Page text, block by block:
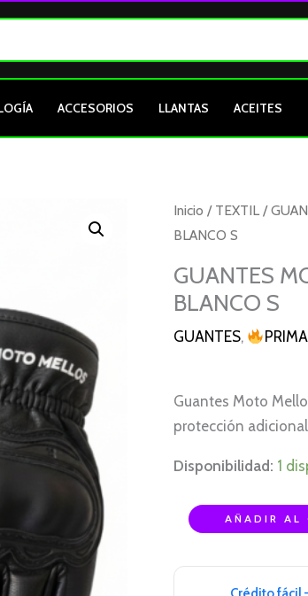
ACCESORIOS LLANTAS ACEITES
Inicio / TEXTIL /
BLANCO S
GUANTES
BLANCO S
GUANTES,
Guantes Moto
protección
Disponibilidad: 1
GUANTES
MOTO
MEDIO
DEDO
NEGRO
cantidad
AÑADIR AL